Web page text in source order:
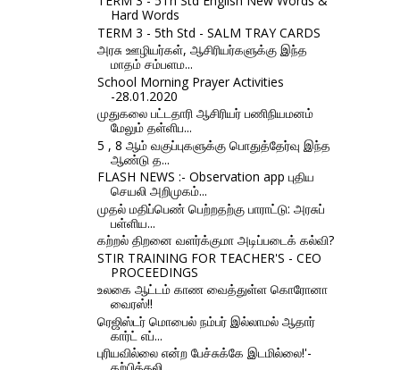
Hard Words
TERM 3 - 5th Std - SALM TRAY CARDS
அரசு ஊழியர்கள், ஆசிரியர்களுக்கு இந்த
மாதம் சம்பளம...
School Morning Prayer Activities
-28.01.2020
முதுகலை பட்டதாரி ஆசிரியர் பணிநியமனம்
மேலும் தள்ளிப...
5 , 8 ஆம் வகுப்புகளுக்கு பொதுத்தேர்வு இந்த
ஆண்டு த...
FLASH NEWS :- Observation app புதிய
செயலி அறிமுகம்...
முதல் மதிப்பெண் பெற்றதற்கு பாராட்டு: அரசுப்
பள்ளிய...
கற்றல் திறனை வளர்க்குமா அடிப்படைக் கல்வி?
STIR TRAINING FOR TEACHER'S - CEO
PROCEEDINGS
உலகை ஆட்டம் காண வைத்துள்ள கொரோனா
வைரஸ்!!
ரெஜிஸ்டர் மொபைல் நம்பர் இல்லாமல் ஆதார்
கார்ட் எப்...
புரியவில்லை என்ற பேச்சுக்கே இடமில்லை!'-